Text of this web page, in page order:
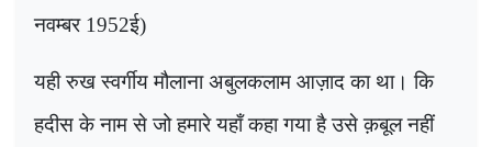
नवम्बर 1952ई)
यही रुख स्वर्गीय मौलाना अबुलकलाम आज़ाद का था। कि
हदीस के नाम से जो हमारे यहाँ कहा गया है उसे क़बूल नहीं